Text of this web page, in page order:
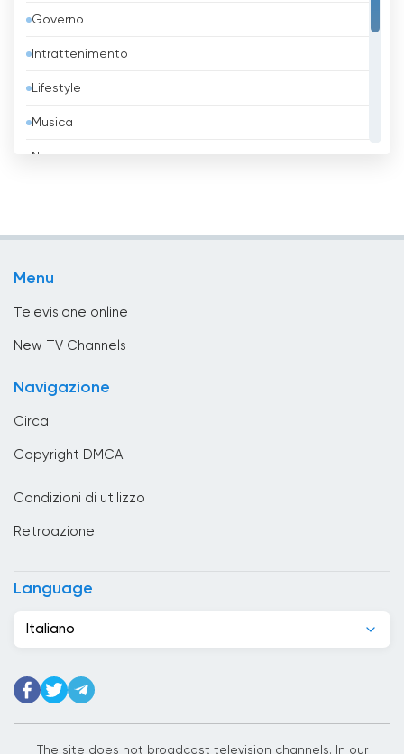
Belgio
Belize
Benin
Bhutan
Capo Verde
Città del Vaticano
Corea del Sud
Governo
Intrattenimento
Lifestyle
Musica
Notizie
Menu
Televisione online
New TV Channels
Navigazione
Circa
Copyright DMCA
Condizioni di utilizzo
Retroazione
Language
Italiano
The site does not broadcast television channels. In our